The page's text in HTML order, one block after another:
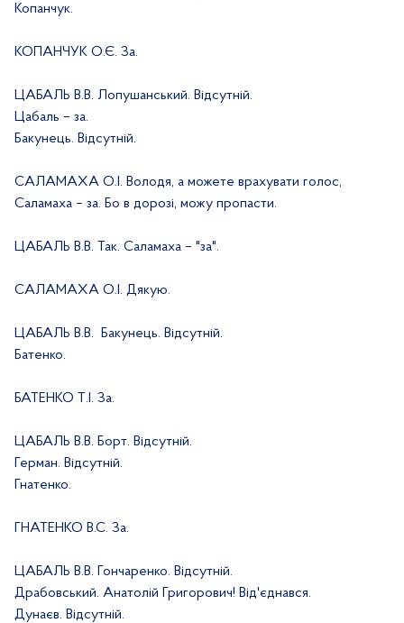
Копанчук.
КОПАНЧУК О.Є. За.
ЦАБАЛЬ В.В. Лопушанський. Відсутній.
Цабаль – за.
Бакунець. Відсутній.
САЛАМАХА О.І. Володя, а можете врахувати голос,
Саламаха – за. Бо в дорозі, можу пропасти.
ЦАБАЛЬ В.В. Так. Саламаха – "за".
САЛАМАХА О.І. Дякую.
ЦАБАЛЬ В.В.
Бакунець. Відсутній.
Батенко.
БАТЕНКО Т.І. За.
ЦАБАЛЬ В.В. Борт. Відсутній.
Герман. Відсутній.
Гнатенко.
ГНАТЕНКО В.С. За.
ЦАБАЛЬ В.В. Гончаренко. Відсутній.
Драбовський. Анатолій Григорович! Від'єднався.
Дунаєв. Відсутній.